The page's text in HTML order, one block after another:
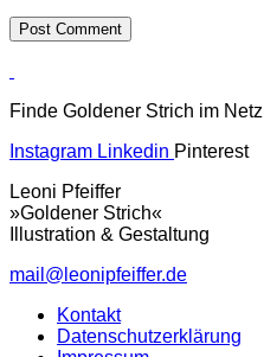
Finde Goldener Strich im Netz
Instagram Linkedin Pinterest
Leoni Pfeiffer
»Goldener Strich«
Illustration & Gestaltung
mail@leonipfeiffer.de
Kontakt
Datenschutzerklärung